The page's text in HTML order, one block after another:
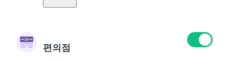
편의점